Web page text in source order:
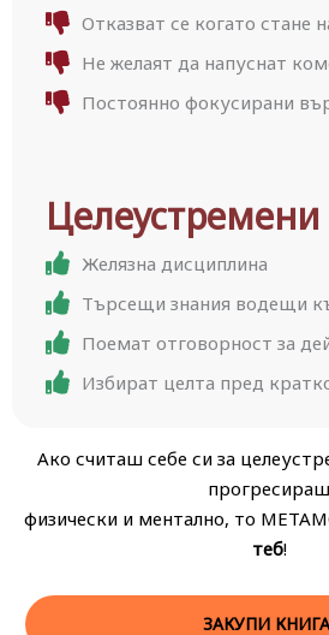
Отказват се когато стане
Не желаят да напуснат
Постоянно фокусирани
Целеустремени
Желязна дисциплина
Търсещи знания водещи
Поемат отговорност зa
Избират целта пред
Ако считаш себе си за
прогресираш
физически и ментално, то
теб!
ЗАКУПИ